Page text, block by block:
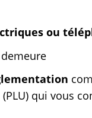
ou
(PLU) qui vous